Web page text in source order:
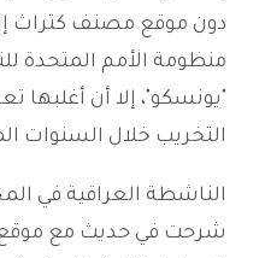
دون موقع مصنف كتراث
منظومة الأمم المتحدة
"يونسكو"، إلا أن أغلبها
التخريب خلال السنوات
الناشطة العراقية في
شرحت في حديث مع موقع